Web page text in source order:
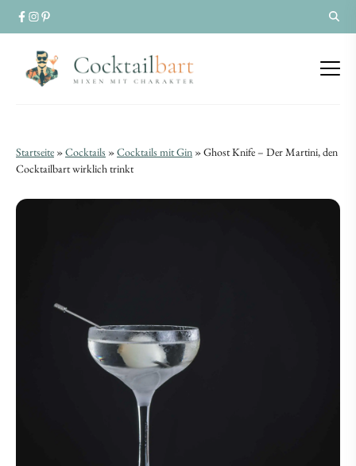
Ghost
Knife
Cocktailbart
Ghost
Knife
Cocktailbart
Startseite »Cocktails »Cocktails mit Gin »Ghost Knife – Der Martini, den
Cocktailbart wirklich trinkt